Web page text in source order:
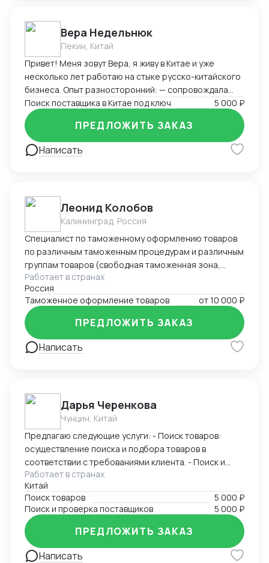
Вера Недельнюк
Пекин, Китай
Привет! Меня зовут Вера, я живу в Китае и уже
несколько лет работаю на стыке русско-китайского
бизнеса. Опыт разносторонний: — сопровождала
туристов и бизнес-группы, — работала байером
(поиск товаров, переговоры, логистика), — помогала
с закупками, документами и отправками, —
преподавала китайский и русский, — занималась
продажами на Wildberries, — вела китайский блог.
понимаю реалии обеих стран. Я организованная,
быстро вникаю в задачу и умею работать с людьми.
Буду рада сотрудничеству!
Поиск поставщика в Китае под ключ 5 000 ₽
Написать
ПРЕДЛОЖИТЬ ЗАКАЗ
Леонид Колобов
Калининград, Россия
Специалист по таможенному оформлению товаров
по различным таможенным процедурам и различным
группам товаров (свободная таможенная зона,
экспорт, импорт, реэкспорт, реимпорт, таможенный
склад и и.д.) Опыт 23 года. Имею свое ИП по этому
направлению.
Работает в странах
Россия
Таможенное оформление товаров
от10 000 ₽
Написать
ПРЕДЛОЖИТЬ ЗАКАЗ
Дарья Черенкова
Чунцин, Китай
Предлагаю следующие услуги: - Поиск товаров:
осуществление поиска и подбора товаров в
соответствии с требованиями клиента. - Поиск и
проверка поставщиков: исследование и проверка
надежности и качества потенциальных поставщиков
товаров. Я имею широкую сеть контактов в
различных отраслях. Моими клиентами были как
крупные компании, так и малые предприятия.
Заказывая услуги у меня, вы можете быть уверены в
получении высококачественных и надежных
Работает в странах
Китай
Поиск товаров
5 000 ₽
Поиск и проверка поставщиков
5 000 ₽
Написать
ПРЕДЛОЖИТЬ ЗАКАЗ